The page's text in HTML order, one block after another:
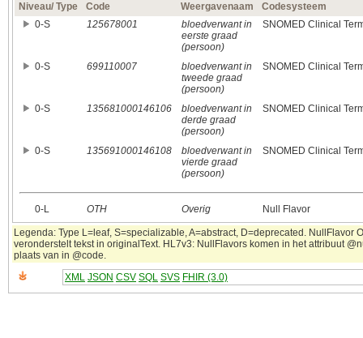
Niveau/ Type
Code Weergavenaam
Codesysteem
0‑S
125678001
bloedverwant in
eerste graad
(persoon)
SNOMED Clinical
0‑S 699110007
bloedverwant in
tweede graad
(persoon)
SNOMED Clinical
0‑S 135681000146106
bloedverwant in
derde graad
(persoon)
SNOMED Clinical
0‑S 135691000146108
bloedverwant in
vierde graad
(persoon)
SNOMED Clinical
0‑L OTH Overig Null Flavor
Legenda: Type L=leaf, S=specializable, A=abstract, D=deprecated. NullFlavor
veronderstelt tekst in originalText. HL7v3: NullFlavors komen in het attribuut
plaats van in @code.
XML JSON CSV SQL SVS FHIR (3.0)